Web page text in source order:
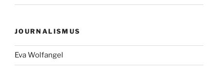
JOURNALISMUS
Eva Wolfangel